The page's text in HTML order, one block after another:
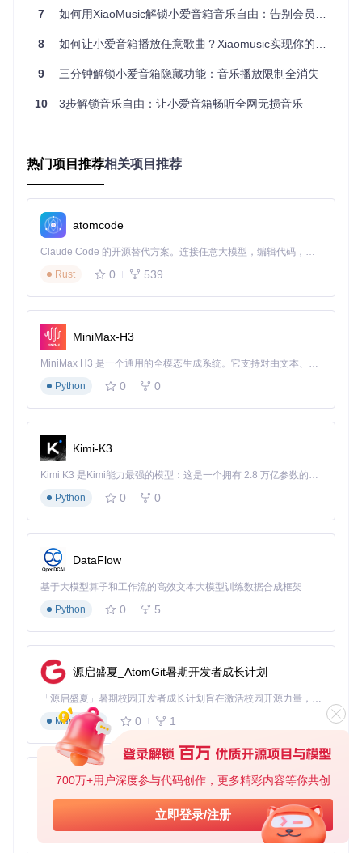
700万+用户深度参与代码创作，更多精彩内容等你共创
立即登录/注册
中间区域显示当前播放歌曲和音乐列表；底部是播放控制栏，
打造个人音乐库
Xiaomusic会自动扫描并整理你的本地音乐，支持MP3、FLA
C、WAV等多种格式，让你告别杂乱的音乐文件夹。
智能分类：自动按歌手、专辑整理歌曲
收藏功能：一键标记喜爱的音乐
下载管理：跟踪在线音乐的下载进度
播放列表：创建个性化歌单
传统音乐播放方式存在诸多限制：平台版权限制、广告干扰、
操作繁琐。Xiaomusic通过以下优势彻底改变你的音乐体验：
无版权限制：播放任意来源的音乐文件
完全免费 ：开源项目，无任何订阅费用
多设备支持
：控制多个小爱音箱设备
能快速响应你的操作。特别适合家庭场景使用，老人小孩都能
轻松上手。
开始你的音乐之旅
现在就动手搭建属于你的智能音乐系统：
准备一台安装Docker的设备（电脑、NAS或树莓派均可）
在浏览器中完成简单配置
对小爱音箱说出你的第一首想听的歌曲
常见问题解答
Q: 设备无法识别怎么办？
A: 尝试重启Docker容器或重新登录小米账号
Q: 支持哪些音频格式？
A: 支持MP3、FLAC、WAV、APE、OGG、M4A等主流格式
Q: 可以导入外部歌单吗？
A: 支持导入M3U格式的歌单文件
制。现在就开始打造专属于你的智能音乐中心吧！
7 如何用XiaoMusic解锁小爱音箱音乐自由：告别会员限制的完整指南
8 如何让小爱音箱播放任意歌曲？Xiaomusic实现你的音乐自由
9 三分钟解锁小爱音箱隐藏功能：音乐播放限制全消失
10 3步解锁音乐自由：让小爱音箱畅听全网无损音乐
热门项目推荐相关项目推荐
atomcode
Claude Code 的开源替代方案。连接任意大模型，编辑代码，运行命令，自动验证 — 全自动执行。用 Rust 构建，极致性能。 ｜ An open-source alternative to Claude Code. Connect any LLM, edit code, run commands, and verify changes — autonomously. Built in Rust for speed. Get Started
Rust
0 539
MiniMax-H3
MiniMax H3 是一个通用的全模态生成系统。它支持对由文本、图像、视频和音频组成的多模态上下文进行统一理解，并能生成分辨率高达 2K、时长可达 15 秒的带原生立体声音频的视频。得益于面向任务泛化的系统设计，H3 在预训练阶段就已具备广泛的多模态上下文理解与生成能力，能够出色地执行复杂的多模态指令。
Python
0 0
Kimi-K3
Kimi K3 是Kimi能力最强的模型：这是一个拥有 2.8 万亿参数的混合专家（MoE）模型，具备原生视觉理解能力，并支持 100 万 token 的上下文窗口。
Python
0 0
DataFlow
基于大模型算子和工作流的高效文本大模型训练数据合成框架
Python
0 5
源启盛夏_AtomGit暑期开发者成长计划
「源启盛夏」暑期校园开发者成长计划旨在激活校园开源力量，通过积分激励、认证扶持、资源倾斜等形式，引导高校组织和开发者完成「入驻 — 建项目 — 做贡献 — 获认证 — 得资源」的完整闭环。无论你是想带领社团入驻平台的组织者，还是希望用代码贡献证明自己的开发者，都能在这里找到属于你的成长路径。
Markdown
0 1
py-xiaozhi
基于Python的Xiaozhi AI，适用于想要完整Xiaozhi体验而无需拥有专用硬件的用户。
Python
0 1